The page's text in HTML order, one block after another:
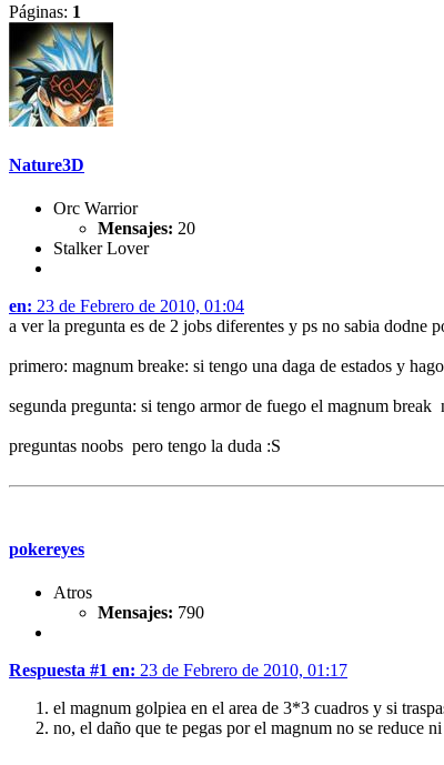
Páginas: 1
Nature3D
Orc Warrior
Mensajes: 20
Stalker Lover
en: 23 de Febrero de 2010, 01:04
a ver la pregunta es de 2 jobs diferentes y ps no sabia dodne
primero: magnum breake: si tengo una daga de estados y
segunda pregunta: si tengo armor de fuego el magnum break
preguntas noobs pero tengo la duda :S
pokereyes
Atros
Mensajes: 790
Respuesta #1 en: 23 de Febrero de 2010, 01:17
el magnum golpiea en el area de 3*3 cuadros y si
no, el daño que te pegas por el magnum no se reduce